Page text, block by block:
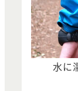
水に